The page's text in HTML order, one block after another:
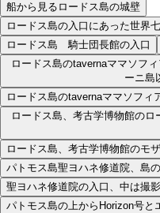
船から見るロードス島の城壁
ロードス島の入口にあった世界
ロードス島 騎士団長館の入口
ロードス島のtavernaママソフ
ーニ島
ロードス島のtavernaママソフィ
ロードス島、考古学博物館の
ロードス島、考古学博物館のモ
パトモス島聖ヨハネ修道院、島
聖ヨハネ修道院の入口、中は撮
パトモス島の上からHorizon号と